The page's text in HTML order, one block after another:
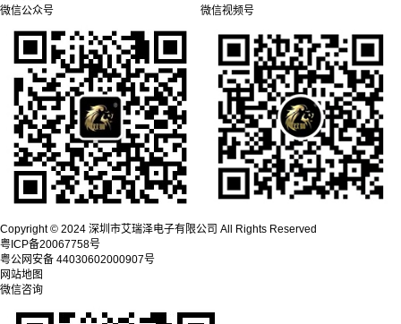
微信公众号
微信视频号
Copyright © 2024 深圳市艾瑞泽电子有限公司 All Rights Reserved
粤ICP备20067758号
粤公网安备 44030602000907号
网站地图
微信咨询